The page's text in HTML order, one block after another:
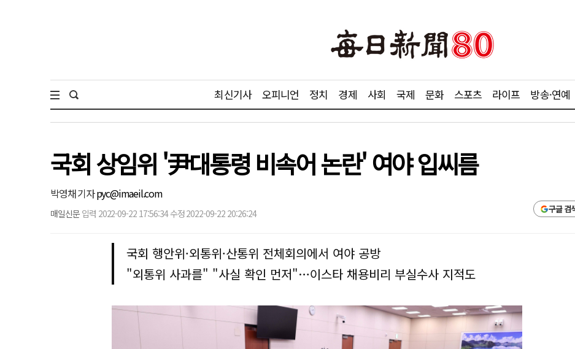
최신기사 오피니언 정치 경제 사회 국제 문화 스포츠 라이프 방송·연예
국회 상임위 '尹대통령 비속어 논란' 여야 입씨름
박영채 기자pyc@imaeil.com
매일신문 입력 2022-09-22 17:56:34 수정 2022-09-22 20:26:24 구글 검
국회 행안위·외통위·산통위 전체회의에서 여야 공방
"외통위 사과를" "사실 확인 먼저"…이스타 채용비리 부실수사 지적도